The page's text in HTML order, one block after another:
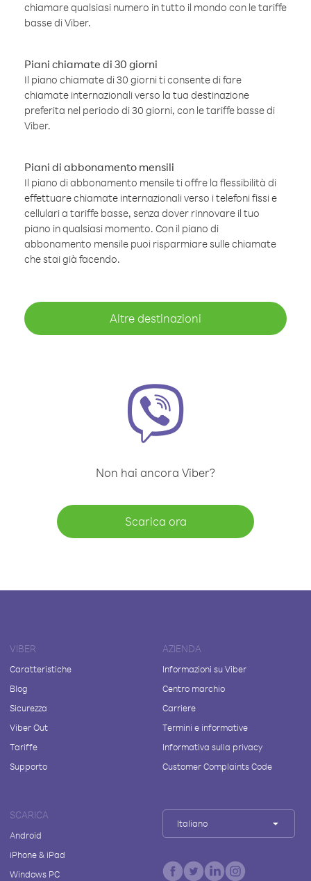
chiamare qualsiasi numero in tutto il mondo con le tariffe
basse di Viber.
Piani chiamate di 30 giorni
Il piano chiamate di 30 giorni ti consente di fare
chiamate internazionali verso la tua destinazione
preferita nel periodo di 30 giorni, con le tariffe basse di
Viber.
Piani di abbonamento mensili
Il piano di abbonamento mensile ti offre la flessibilità di
effettuare chiamate internazionali verso i telefoni fissi e
cellulari a tariffe basse, senza dover rinnovare il tuo
piano in qualsiasi momento. Con il piano di
abbonamento mensile puoi risparmiare sulle chiamate
che stai già facendo.
Altre destinazioni
Non hai ancora Viber?
Scarica ora
VIBER
Caratteristiche
Blog
Sicurezza
Viber Out
Tariffe
Supporto
AZIENDA
Informazioni su Viber
Centro marchio
Carriere
Termini e informative
Informativa sulla privacy
Customer Complaints Code
SCARICA
Android
iPhone & iPad
Windows PC
Italiano